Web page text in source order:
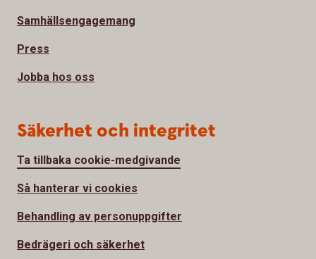
Samhällsengagemang
Press
Jobba hos oss
Säkerhet och integritet
Ta tillbaka cookie-medgivande
Så hanterar vi cookies
Behandling av personuppgifter
Bedrägeri och säkerhet